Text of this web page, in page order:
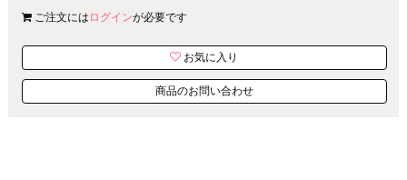
ご注文には ログインが必要です
お気に入り
商品のお問い合わせ